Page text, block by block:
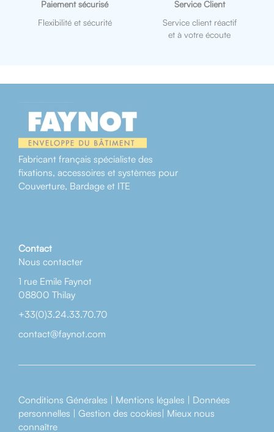
Paiement sécurisé
Flexibilité et sécurité
Service Client
Service client réactif
et à votre écoute
Fabricant français spécialiste des
fixations, accessoires et systèmes pour
Couverture, Bardage et ITE
Contact
Nous contacter
1 rue Emile Faynot
08800 Thilay
+33(0)3.24.33.70.70
contact@faynot.com
Conditions Générales | Mentions légales | Données
personnelles | Gestion des cookies| Mieux nous
connaître